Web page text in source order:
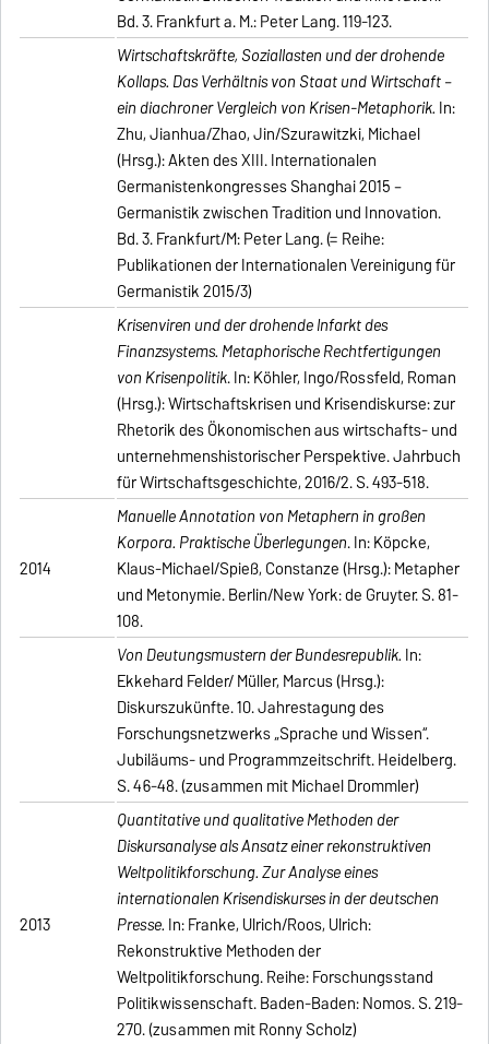
Bd. 3. Frankfurt a. M.: Peter Lang. 119-123.
Wirtschaftskräfte, Soziallasten und der drohende
Kollaps. Das Verhältnis von Staat und Wirtschaft –
ein diachroner Vergleich von Krisen-Metaphorik. In:
Zhu, Jianhua/Zhao, Jin/Szurawitzki, Michael
(Hrsg.): Akten des XIII. Internationalen
Germanistenkongresses Shanghai 2015 –
Germanistik zwischen Tradition und Innovation.
Bd. 3. Frankfurt/M: Peter Lang. (= Reihe:
Publikationen der Internationalen Vereinigung für
Germanistik 2015/3)
Krisenviren und der drohende Infarkt des
Finanzsystems. Metaphorische Rechtfertigungen
von Krisenpolitik. In: Köhler, Ingo/Rossfeld, Roman
(Hrsg.): Wirtschaftskrisen und Krisendiskurse: zur
Rhetorik des Ökonomischen aus wirtschafts- und
unternehmenshistorischer Perspektive. Jahrbuch
für Wirtschaftsgeschichte, 2016/2. S. 493-518.
2014
Manuelle Annotation von Metaphern in großen
Korpora. Praktische Überlegungen. In: Köpcke,
Klaus-Michael/Spieß, Constanze (Hrsg.): Metapher
und Metonymie. Berlin/New York: de Gruyter. S. 81-
108.
Von Deutungsmustern der Bundesrepublik. In:
Ekkehard Felder/ Müller, Marcus (Hrsg.):
Diskurszukünfte. 10. Jahrestagung des
Forschungsnetzwerks „Sprache und Wissen“.
Jubiläums- und Programmzeitschrift. Heidelberg.
S. 46-48. (zusammen mit Michael Drommler)
2013
Quantitative und qualitative Methoden der
Diskursanalyse als Ansatz einer rekonstruktiven
Weltpolitikforschung. Zur Analyse eines
internationalen Krisendiskurses in der deutschen
Presse. In: Franke, Ulrich/Roos, Ulrich:
Rekonstruktive Methoden der
Weltpolitikforschung. Reihe: Forschungsstand
Politikwissenschaft. Baden-Baden: Nomos. S. 219-
270. (zusammen mit Ronny Scholz)